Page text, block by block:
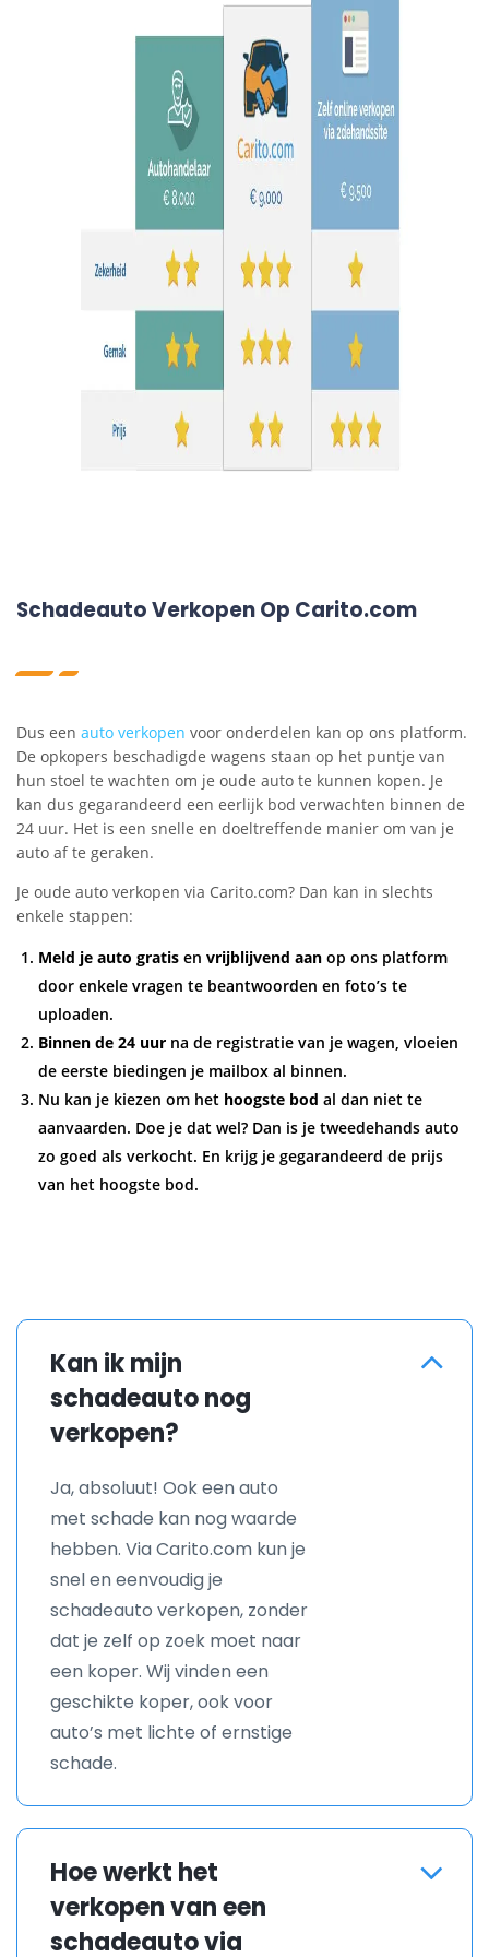
Schadeauto Verkopen Op Carito.com
Dus een auto verkopen voor onderdelen kan op ons platform.
De opkopers beschadigde wagens staan op het puntje van
hun stoel te wachten om je oude auto te kunnen kopen. Je
kan dus gegarandeerd een eerlijk bod verwachten binnen de
24 uur. Het is een snelle en doeltreffende manier om van je
auto af te geraken.
Je oude auto verkopen via Carito.com? Dan kan in slechts
enkele stappen:
Meld je auto gratis en vrijblijvend aan op ons platform
door enkele vragen te beantwoorden en foto’s te
uploaden.
Binnen de 24 uur na de registratie van je wagen, vloeien
de eerste biedingen je mailbox al binnen.
Nu kan je kiezen om het hoogste bod al dan niet te
aanvaarden. Doe je dat wel? Dan is je tweedehands auto
zo goed als verkocht. En krijg je gegarandeerd de prijs
van het hoogste bod.
Kan ik mijn
schadeauto nog
verkopen?
Ja, absoluut! Ook een auto
met schade kan nog waarde
hebben. Via Carito.com kun je
snel en eenvoudig je
schadeauto verkopen, zonder
dat je zelf op zoek moet naar
een koper. Wij vinden een
geschikte koper, ook voor
auto’s met lichte of ernstige
schade.
Hoe werkt het
verkopen van een
schadeauto via